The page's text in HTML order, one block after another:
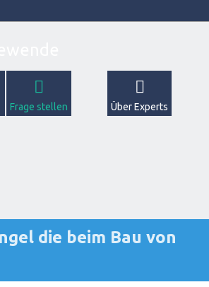
Frage stellen Über Experts
die beim Bau von